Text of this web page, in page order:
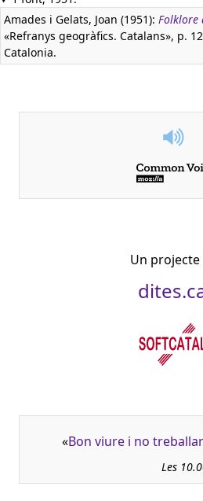
Amades i Gelats, Joan (1951): Folklore
«Refranys geogràfics. Catalans», p.
Catalonia.
Un projecte
«Bon viure i no
Les